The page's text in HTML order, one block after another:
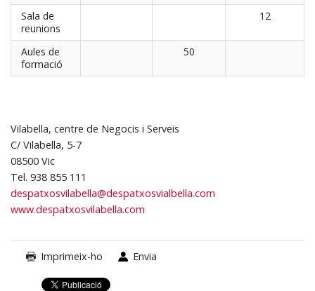
Sala de
reunions
12
Aules de
formació
50
Vilabella, centre de Negocis i Serveis
C/ Vilabella, 5-7
08500 Vic
Tel. 938 855 111
despatxosvilabella@despatxosvialbella.com
www.despatxosvilabella.com
Imprimeix-ho Envia